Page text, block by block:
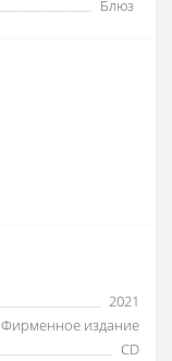
Блюз
2021
Фирменное издание
CD